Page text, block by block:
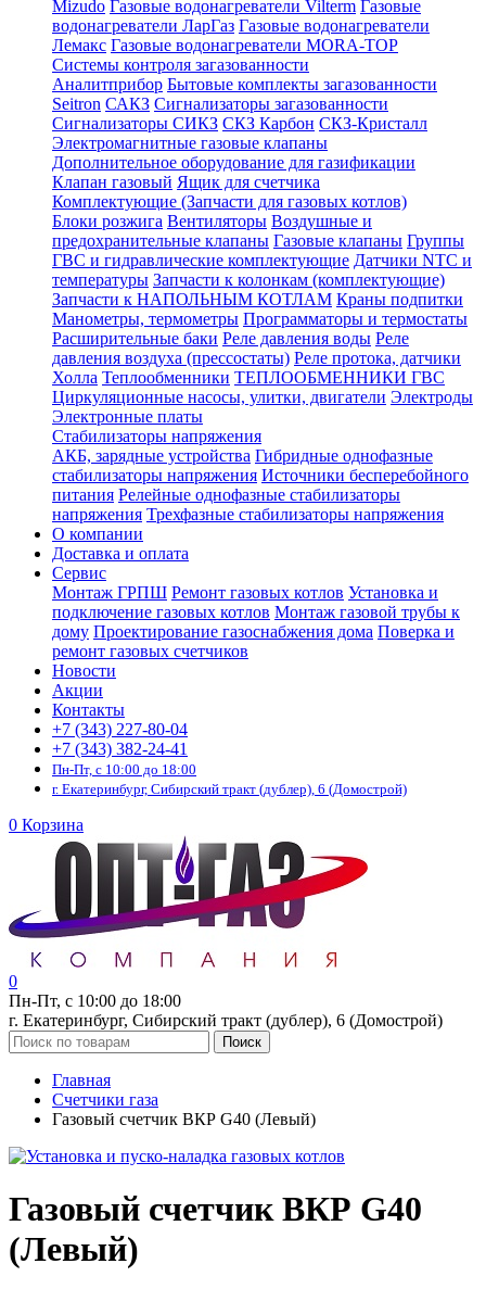
Mizudo Газовые водонагреватели Vilterm Газовые
водонагреватели ЛарГаз Газовые водонагреватели
Лемакс Газовые водонагреватели MORA-TOP
Системы контроля загазованности
Аналитприбор Бытовые комплекты загазованности
Seitron САКЗ Сигнализаторы загазованности
Сигнализаторы СИКЗ СКЗ Карбон СКЗ-Кристалл
Электромагнитные газовые клапаны
Дополнительное оборудование для газификации
Клапан газовый Ящик для счетчика
Комплектующие (Запчасти для газовых котлов)
Блоки розжига Вентиляторы Воздушные и
предохранительные клапаны Газовые клапаны Группы
ГВС и гидравлические комплектующие Датчики NTC и
температуры Запчасти к колонкам (комплектующие)
Запчасти к НАПОЛЬНЫМ КОТЛАМ Краны подпитки
Манометры, термометры Программаторы и термостаты
Расширительные баки Реле давления воды Реле
давления воздуха (прессостаты) Реле протока, датчики
Холла Теплообменники ТЕПЛООБМЕННИКИ ГВС
Циркуляционные насосы, улитки, двигатели Электроды
Электронные платы
Стабилизаторы напряжения
АКБ, зарядные устройства Гибридные однофазные
стабилизаторы напряжения Источники бесперебойного
питания Релейные однофазные стабилизаторы
напряжения Трехфазные стабилизаторы напряжения
О компании
Доставка и оплата
Сервис
Монтаж ГРПШ Ремонт газовых котлов Установка и
подключение газовых котлов Монтаж газовой трубы к
дому Проектирование газоснабжения дома Поверка и
ремонт газовых счетчиков
Новости
Акции
Контакты
+7 (343) 227-80-04
+7 (343) 382-24-41
Пн-Пт, с 10:00 до 18:00
г. Екатеринбург, Сибирский тракт (дублер), 6 (Домострой)
0 Корзина
0
Пн-Пт, с 10:00 до 18:00
г. Екатеринбург, Сибирский тракт (дублер), 6 (Домострой)
Поиск
Главная
Счетчики газа
Газовый счетчик ВКР G40 (Левый)
Газовый счетчик ВКР G40
(Левый)